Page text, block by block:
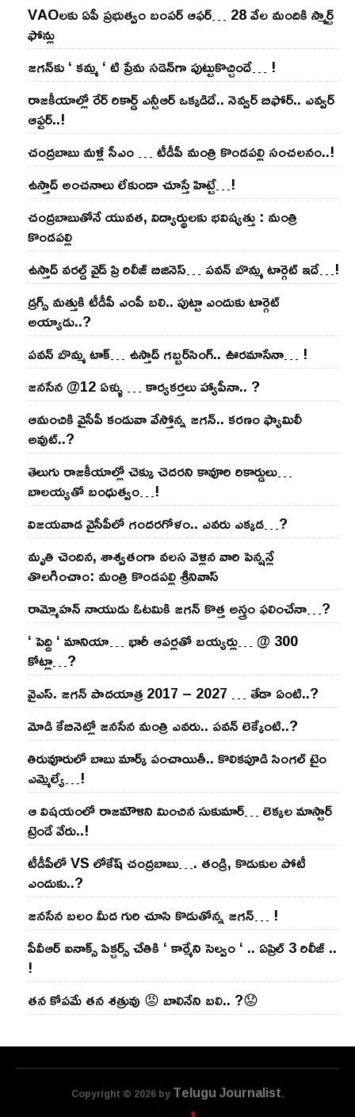
VAOల‌కు ఏపీ ప్ర‌భుత్వం బంప‌ర్ ఆఫ‌ర్‌… 28 వేల మందికి స్మార్ట్
ఫోన్లు
జ‌గ‌న్‌కు ‘ క‌మ్మ ‘ టి ప్రేమ స‌డెన్‌గా పుట్టుకొచ్చిందే… !
రాజ‌కీయాల్లో రేర్ రికార్డ్ ఎన్టీఆర్ ఒక్క‌డిదే.. నెవ్వ‌ర్ బిఫోర్‌.. ఎవ్వ‌ర్
ఆఫ్ట‌ర్‌..!
చంద్ర‌బాబు మ‌ళ్లీ సీఎం … టీడీపీ మంత్రి కొండ‌ప‌ల్లి సంచ‌ల‌నం..!
ఉస్తాద్ అంచ‌నాలు లేకుండా చూస్తే హిట్టే…!
చంద్ర‌బాబుతోనే యువ‌త‌, విద్యార్థుల‌కు భ‌విష్య‌త్తు : మంత్రి
కొండ‌ప‌ల్లి
ఉస్తాద్ వ‌ర‌ల్డ్ వైడ్ ప్రి రిలీజ్ బిజినెస్‌… ప‌వ‌న్ బొమ్మ టార్గెట్ ఇదే…!
డ్రగ్స్ మత్తుకి టీడీపీ ఎంపీ బలి.. పుట్టా ఎందుకు టార్గెట్
అయ్యాడు..?
ప‌వ‌న్ బొమ్మ టాక్‌… ఉస్తాద్ గ‌బ్బ‌ర్‌సింగ్‌.. ఊర‌మాసేనా… !
జనసేన @12 ఏళ్ళు … కార్యకర్తలు హ్యాపీనా.. ?
ఆమంచికి వైసీపీ కండువా వేస్తోన్న జ‌గ‌న్‌.. క‌ర‌ణం ఫ్యామిలీ
అవుట్‌..?
తెలుగు రాజ‌కీయాల్లో చెక్కు చెద‌ర‌ని కావూరి రికార్డులు…
బాల‌య్యతో బంధుత్వం…!
విజ‌య‌వాడ వైసీపీలో గంద‌ర‌గోళం.. ఎవ‌రు ఎక్క‌డ‌…?
మృతి చెందిన, శాశ్వతంగా వలస వెళ్లిన వారి పెన్ష‌న్లే
తొల‌గించాం: మంత్రి కొండపల్లి శ్రీనివాస్
రామ్మోహ‌న్ నాయుడు ఓట‌మికి జ‌గ‌న్ కొత్త అస్త్రం ఫ‌లించేనా…?
‘ పెద్ది ‘ మానియా… భారీ ఆప‌ర్ల‌తో బ‌య్య‌ర్లు… @ 300
కోట్లా…?
వైఎస్‌. జ‌గ‌న్ పాద‌యాత్ర 2017 – 2027 … తేడా ఏంటి..?
మోడి కేబినెట్లో జ‌నసేన మంత్రి ఎవ‌రు.. ప‌వ‌న్ లెక్కేంటి..?
తిరువూరులో బాబు మార్క్ పంచాయితీ.. కొలిక‌పూడి సింగ‌ల్ టైం
ఎమ్మెల్యే…!
ఆ విష‌యంలో రాజ‌మౌళిని మించిన సుకుమార్‌… లెక్క‌ల మాస్టార్
ట్రెండే వేరు..!
టీడీపీలో VS లోకేష్ చంద్ర‌బాబు…. తండ్రి, కొడుకుల పోటీ
ఎందుకు..?
జ‌న‌సేన బ‌లం మీద గురి చూసి కొడుతోన్న జ‌గ‌న్‌… !
పీవీఆర్ ఐనాక్స్ పిక్చర్స్ చేతికి ‘ కార్మేని సెల్వం ‘ .. ఏప్రిల్ 3 రిలీజ్ ..
!
తన కోపమే తన శత్రువు 😡 బాలినేని బలి.. ?😟
Copyright © 2026 byTelugu Journalist.